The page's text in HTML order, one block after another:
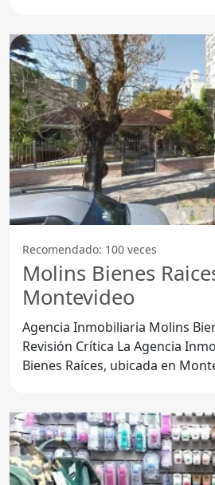
Recomendado: 100 veces
Molins Bienes
Montevideo
Agencia Inmobiliaria Molins
Revisión Crítica La Agencia Inmobiliaria Molins
Bienes Raíces, ubicada en